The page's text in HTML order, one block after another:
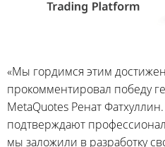
«Мы гордимся этим
прокомментировал победу
MetaQuotes Ренат
подтверждают
мы заложили в разработку